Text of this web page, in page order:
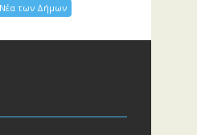
Νέα των Δήμων